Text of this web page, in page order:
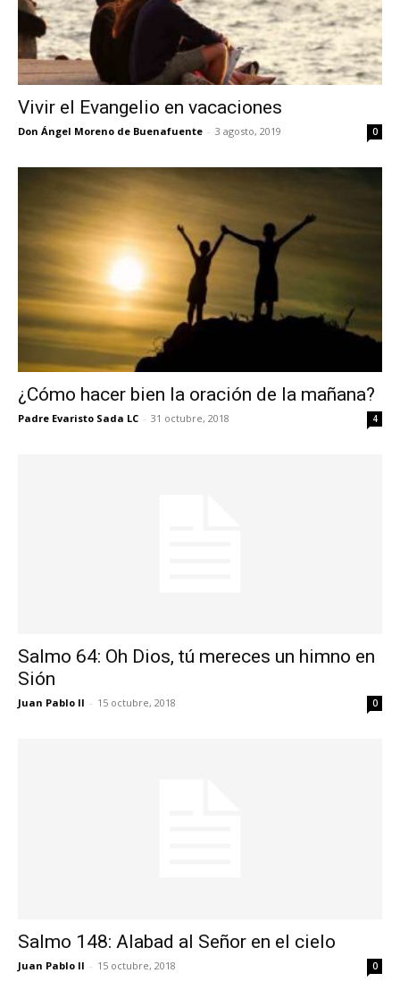
Vivir el Evangelio en vacaciones
Don Ángel Moreno de Buenafuente - 3 agosto, 2019 0
¿Cómo hacer bien la oración de la mañana?
Padre Evaristo Sada LC - 31 octubre, 2018 4
Salmo 64: Oh Dios, tú mereces un himno en
Sión
Juan Pablo II - 15 octubre, 2018 0
Salmo 148: Alabad al Señor en el cielo
Juan Pablo II - 15 octubre, 2018 0